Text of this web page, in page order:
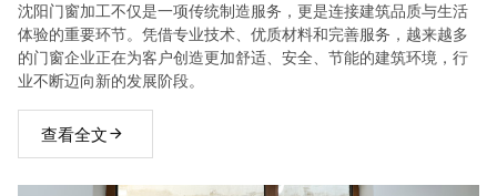
沈阳门窗加工不仅是一项传统制造服务，更是连接建筑品质与生活
体验的重要环节。凭借专业技术、优质材料和完善服务，越来越多
的门窗企业正在为客户创造更加舒适、安全、节能的建筑环境，行
业不断迈向新的发展阶段。
查看全文